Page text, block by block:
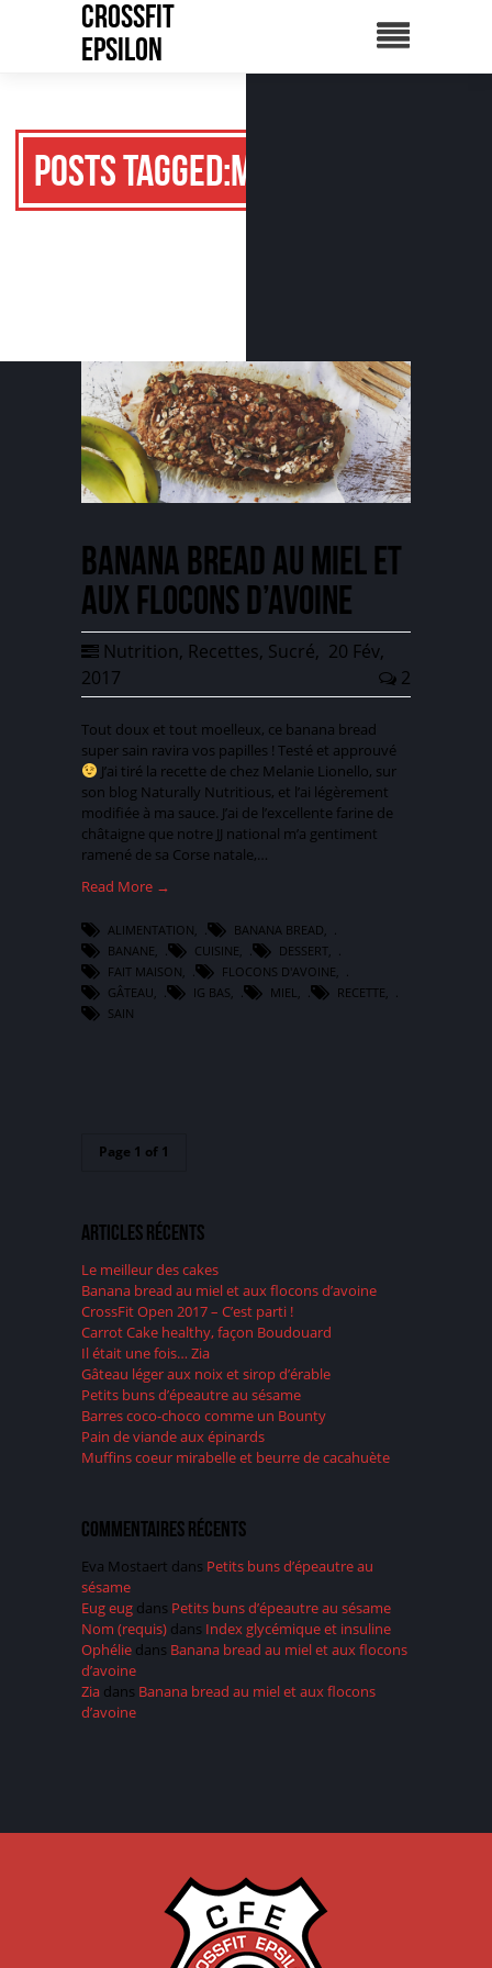
CrossFit
Epsilon
Posts Tagged:miel
Banana bread au miel et
aux flocons d’avoine
Nutrition, Recettes, Sucré, 20 Fév,
2017
2
Tout doux et tout moelleux, ce banana bread
super sain ravira vos papilles ! Testé et approuvé
J’ai tiré la recette de chez Melanie Lionello, sur
son blog Naturally Nutritious, et l’ai légèrement
modifiée à ma sauce. J’ai de l’excellente farine de
châtaigne que notre JJ national m’a gentiment
ramené de sa Corse natale,…
Read More →
ALIMENTATION BANANA BREAD
BANANE
CUISINE DESSERT
FAIT MAISON
FLOCONS D'AVOINE
GÂTEAU
IG BAS MIEL RECETTE
SAIN
Page 1 of 1
Articles récents
Le meilleur des cakes
Banana bread au miel et aux flocons d’avoine
CrossFit Open 2017 – C’est parti !
Carrot Cake healthy, façon Boudouard
Il était une fois… Zia
Gâteau léger aux noix et sirop d’érable
Petits buns d’épeautre au sésame
Barres coco-choco comme un Bounty
Pain de viande aux épinards
Muffins coeur mirabelle et beurre de cacahuète
Commentaires récents
Eva Mostaert dans Petits buns d’épeautre au
sésame
Eug eug dans Petits buns d’épeautre au sésame
Nom (requis) dans Index glycémique et insuline
Ophélie dans Banana bread au miel et aux flocons
d’avoine
Zia dans Banana bread au miel et aux flocons
d’avoine